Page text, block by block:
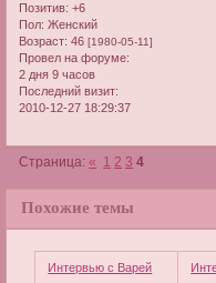
Позитив: +6
Пол: Женский
Возраст: 46 [1980-05-11]
Провел на форуме:
2 дня 9 часов
Последний визит:
2010-12-27 18:29:37
Страница:« 1 2 3 4
Похожие темы
Интервью с Варей